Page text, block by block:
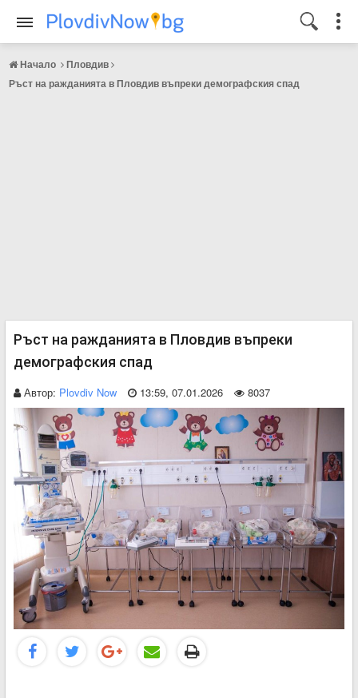
Начало
Пловдив
Ръст на ражданията в Пловдив въпреки демографския спад
Ръст на ражданията в Пловдив въпреки
демографския спад
Автор: Plovdiv Now 13:59, 07.01.2026 8037